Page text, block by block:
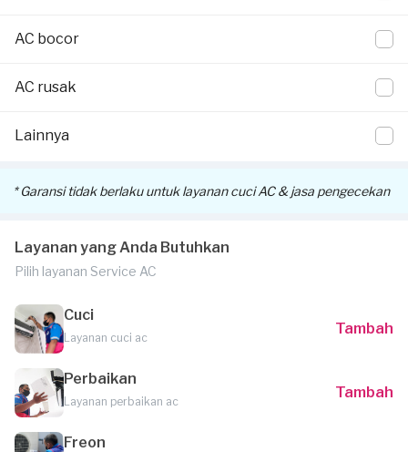
voucher dan pemakaiannya.
AC bocor
AC rusak
Lainnya
* Garansi tidak berlaku untuk layanan cuci AC & jasa pengecekan
Layanan yang Anda Butuhkan
Pilih layanan Service AC
Cuci
Layanan cuci ac
Tambah
Perbaikan
Layanan perbaikan ac
Tambah
Freon